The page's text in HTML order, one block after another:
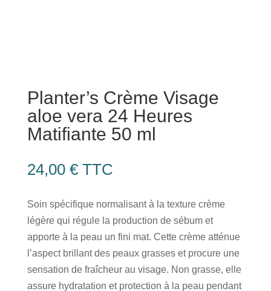
Planter’s Crème Visage
aloe vera 24 Heures
Matifiante 50 ml
24,00 € TTC
Soin spécifique normalisant à la texture crème
légère qui régule la production de sébum et
apporte à la peau un fini mat. Cette crème atténue
l’aspect brillant des peaux grasses et procure une
sensation de fraîcheur au visage. Non grasse, elle
assure hydratation et protection à la peau pendant